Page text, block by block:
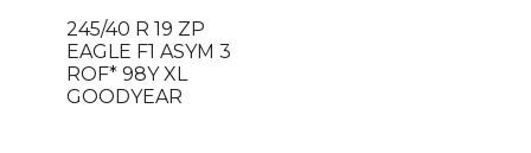
245/40 R 19 ZP
EAGLE F1 ASYM 3
ROF* 98Y XL
GOODYEAR